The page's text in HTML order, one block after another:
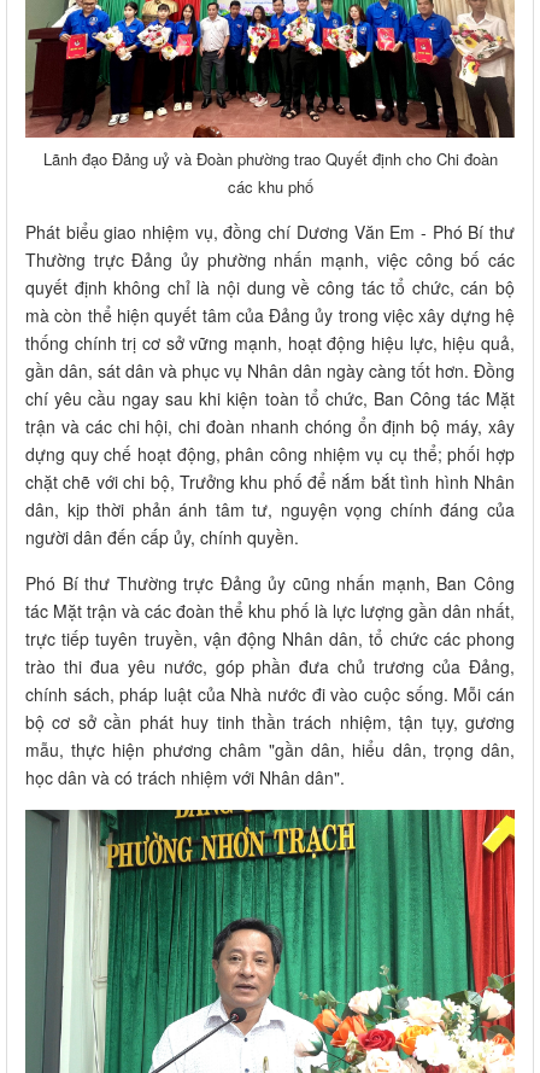
Lãnh đạo Đảng uỷ và Đoàn phường trao Quyết định cho Chi đoàn
các khu phố
Phát biểu giao nhiệm vụ, đồng chí Dương Văn Em - Phó Bí thư
Thường trực Đảng ủy phường nhấn mạnh, việc công bố các
quyết định không chỉ là nội dung về công tác tổ chức, cán bộ
mà còn thể hiện quyết tâm của Đảng ủy trong việc xây dựng hệ
thống chính trị cơ sở vững mạnh, hoạt động hiệu lực, hiệu quả,
gần dân, sát dân và phục vụ Nhân dân ngày càng tốt hơn. Đồng
chí yêu cầu ngay sau khi kiện toàn tổ chức, Ban Công tác Mặt
trận và các chi hội, chi đoàn nhanh chóng ổn định bộ máy, xây
dựng quy chế hoạt động, phân công nhiệm vụ cụ thể; phối hợp
chặt chẽ với chi bộ, Trưởng khu phố để nắm bắt tình hình Nhân
dân, kịp thời phản ánh tâm tư, nguyện vọng chính đáng của
người dân đến cấp ủy, chính quyền.
Phó Bí thư Thường trực Đảng ủy cũng nhấn mạnh, Ban Công
tác Mặt trận và các đoàn thể khu phố là lực lượng gần dân nhất,
trực tiếp tuyên truyền, vận động Nhân dân, tổ chức các phong
trào thi đua yêu nước, góp phần đưa chủ trương của Đảng,
chính sách, pháp luật của Nhà nước đi vào cuộc sống. Mỗi cán
bộ cơ sở cần phát huy tinh thần trách nhiệm, tận tụy, gương
mẫu, thực hiện phương châm "gần dân, hiểu dân, trọng dân,
học dân và có trách nhiệm với Nhân dân".